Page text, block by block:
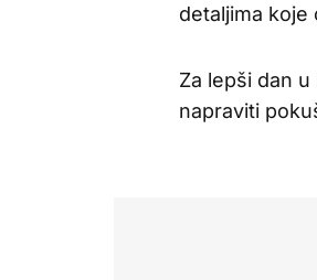
detaljima koje
Za lepši dan
napraviti